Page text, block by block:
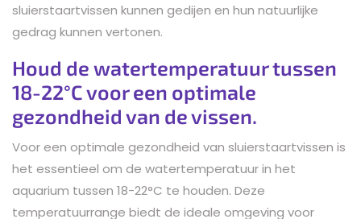
sluierstaartvissen kunnen gedijen en hun natuurlijke
gedrag kunnen vertonen.
Houd de watertemperatuur tussen
18-22°C voor een optimale
gezondheid van de vissen.
Voor een optimale gezondheid van sluierstaartvissen is
het essentieel om de watertemperatuur in het
aquarium tussen 18-22°C te houden. Deze
temperatuurrange biedt de ideale omgeving voor